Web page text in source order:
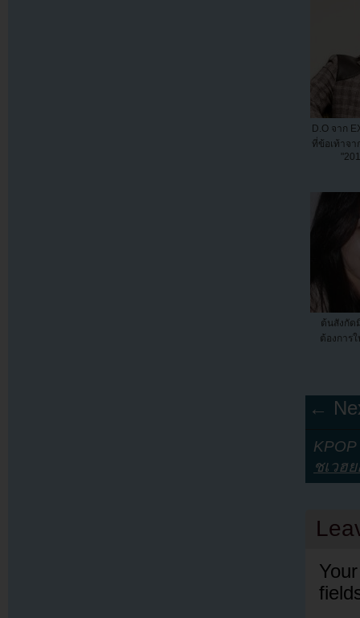
D.O จาก
ที่ข้อเท้าจา
ต้นสังกัด
ต้องการ
←
ชเวฮ